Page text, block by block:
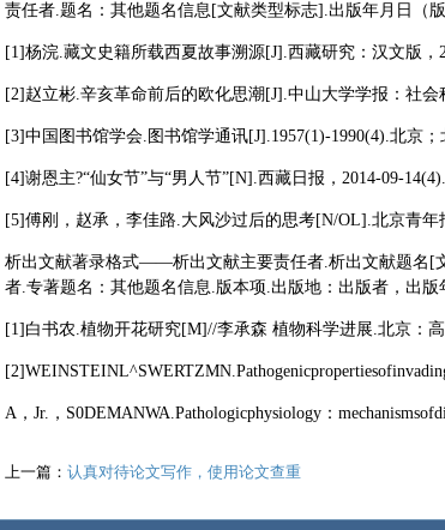
责任者.题名：其他题名信息[文献类型标志].出版年月日（
[1]杨浣.藏文史籍所载西夏故事溯源[J].西藏研究：汉文版，
[2]赵立彬.辛亥革命前后的欧化思潮[J].中山大学学报：社会
[3]中国图书馆学会.图书馆学通讯[J].1957(1)-1990(4).北京；
[4]谢恩主?“仙女节”与“男人节”[N].西藏日报，2014-09-14(4).
[5]傅刚，赵承，李佳路.大风沙过后的思考[N/OL].北京青年
析出文献著录格式——析出文献主要责任者.析出文献题名[
者.专著题名：其他题名信息.版本项.出版地：出版者，出版
[1]白书农.植物开花研究[M]//李承森 植物科学进展.北京：
A，Jr.，S0DEMANWA.Pathologicphysiology：
上一篇： 认真对待论文写作，使用论文查重